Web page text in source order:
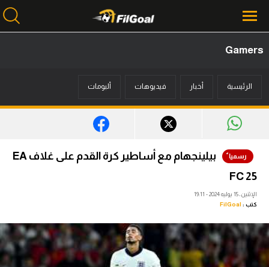
أخبار
ميركاتو
فانتازي في الجول
فيديوهات
عدسات
Gamers
الرئيسية أخبار فيديوهات ألبومات
بيلينجهام مع أساطير كرة القدم على غلاف EA
FC 25
الإثنين، 15 يوليه 2024 - 19:11
كتب : FilGoal